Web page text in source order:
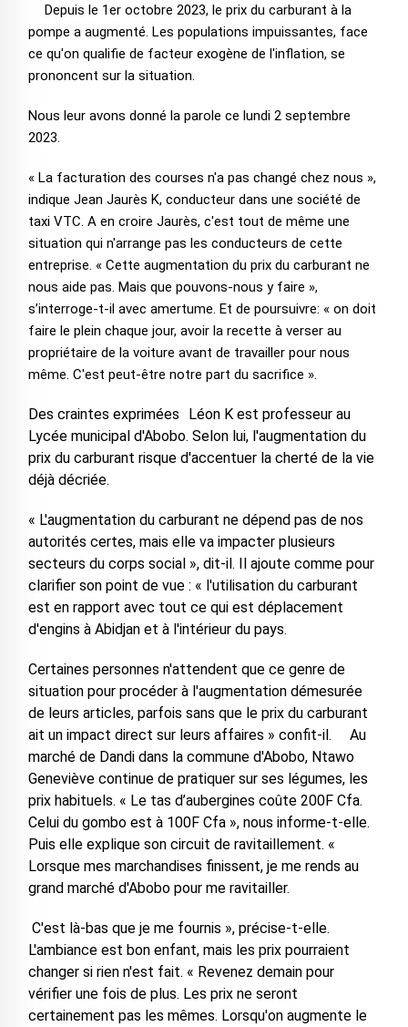
Depuis le 1er octobre 2023, le prix du carburant à la
pompe a augmenté. Les populations impuissantes, face
ce qu'on qualifie de facteur exogène de l'inflation, se
prononcent sur la situation.
Nous leur avons donné la parole ce lundi 2 septembre
2023.
« La facturation des courses n'a pas changé chez nous »,
indique Jean Jaurès K, conducteur dans une société de
taxi VTC. A en croire Jaurès, c'est tout de même une
situation qui n'arrange pas les conducteurs de cette
entreprise. « Cette augmentation du prix du carburant ne
nous aide pas. Mais que pouvons-nous y faire »,
s’interroge-t-il avec amertume. Et de poursuivre: « on doit
faire le plein chaque jour, avoir la recette à verser au
propriétaire de la voiture avant de travailler pour nous
même. C'est peut-être notre part du sacrifice ».
Des craintes exprimées Léon K est professeur au
Lycée municipal d'Abobo. Selon lui, l'augmentation du
prix du carburant risque d'accentuer la cherté de la vie
déjà décriée.
« L'augmentation du carburant ne dépend pas de nos
autorités certes, mais elle va impacter plusieurs
secteurs du corps social », dit-il. Il ajoute comme pour
clarifier son point de vue : « l'utilisation du carburant
est en rapport avec tout ce qui est déplacement
d'engins à Abidjan et à l'intérieur du pays.
Certaines personnes n'attendent que ce genre de
situation pour procéder à l'augmentation démesurée
de leurs articles, parfois sans que le prix du carburant
ait un impact direct sur leurs affaires » confit-il. Au
marché de Dandi dans la commune d'Abobo, Ntawo
Geneviève continue de pratiquer sur ses légumes, les
prix habituels. « Le tas d’aubergines coûte 200F Cfa.
Celui du gombo est à 100F Cfa », nous informe-t-elle.
Puis elle explique son circuit de ravitaillement. «
Lorsque mes marchandises finissent, je me rends au
grand marché d'Abobo pour me ravitailler.
C'est là-bas que je me fournis », précise-t-elle.
L'ambiance est bon enfant, mais les prix pourraient
changer si rien n'est fait. « Revenez demain pour
vérifier une fois de plus. Les prix ne seront
certainement pas les mêmes. Lorsqu'on augmente le